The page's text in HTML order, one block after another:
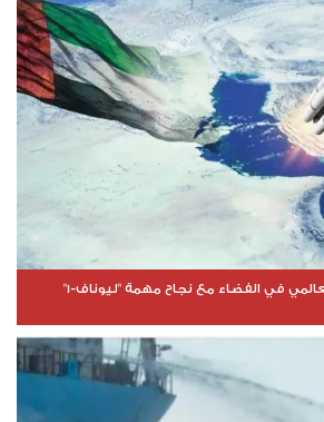
في الفضاء مع نجاح مهمة "ليوناف-1"